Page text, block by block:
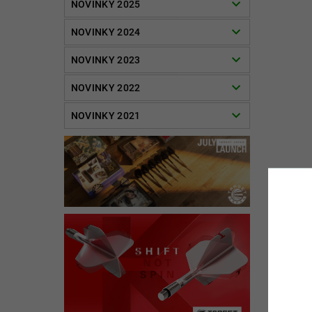
NOVINKY 2025
NOVINKY 2024
NOVINKY 2023
NOVINKY 2022
NOVINKY 2021